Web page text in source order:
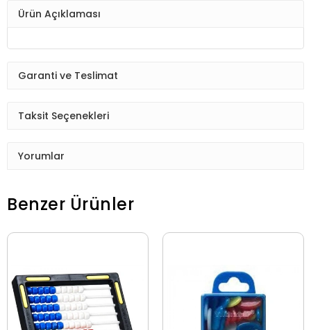
Ürün Açıklaması
Garanti ve Teslimat
Taksit Seçenekleri
Yorumlar
Benzer Ürünler